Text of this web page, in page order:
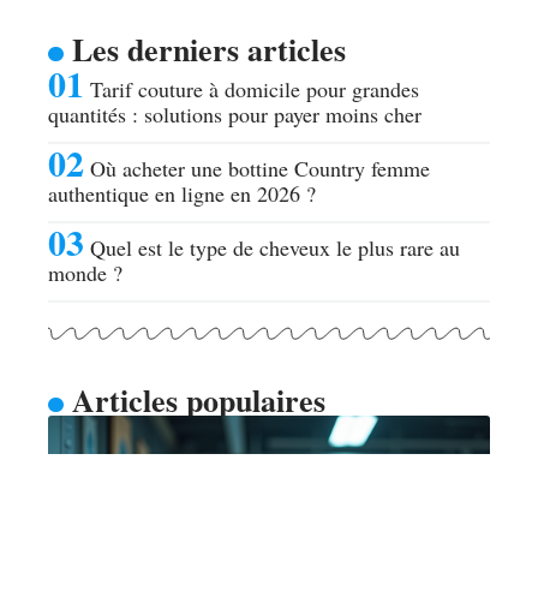
Les derniers articles
Tarif couture à domicile pour grandes
quantités : solutions pour payer moins cher
Où acheter une bottine Country femme
authentique en ligne en 2026 ?
Quel est le type de cheveux le plus rare au
monde ?
Articles populaires